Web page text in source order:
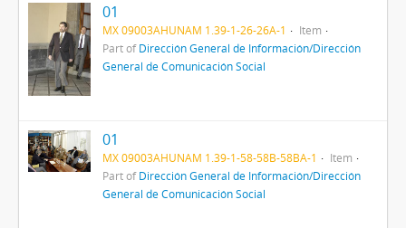
01
MX 09003AHUNAM 1.39-1-26-26A-1
Item
Part ofDirección General de Información/Dirección
General de Comunicación Social
01
MX 09003AHUNAM 1.39-1-58-58B-58BA-1
Item
Part ofDirección General de Información/Dirección
General de Comunicación Social